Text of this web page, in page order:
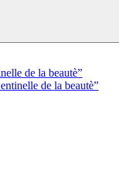
de la beautè”
de la beautè”